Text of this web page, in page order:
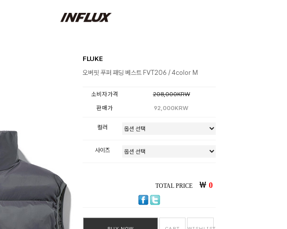
FLUKE
오버핏 푸퍼 패딩 베스트 FVT206 / 4color M
소비자가격
208,000KRW
판매가
92,000KRW
컬러
사이즈
TOTAL PRICE ￦ 0